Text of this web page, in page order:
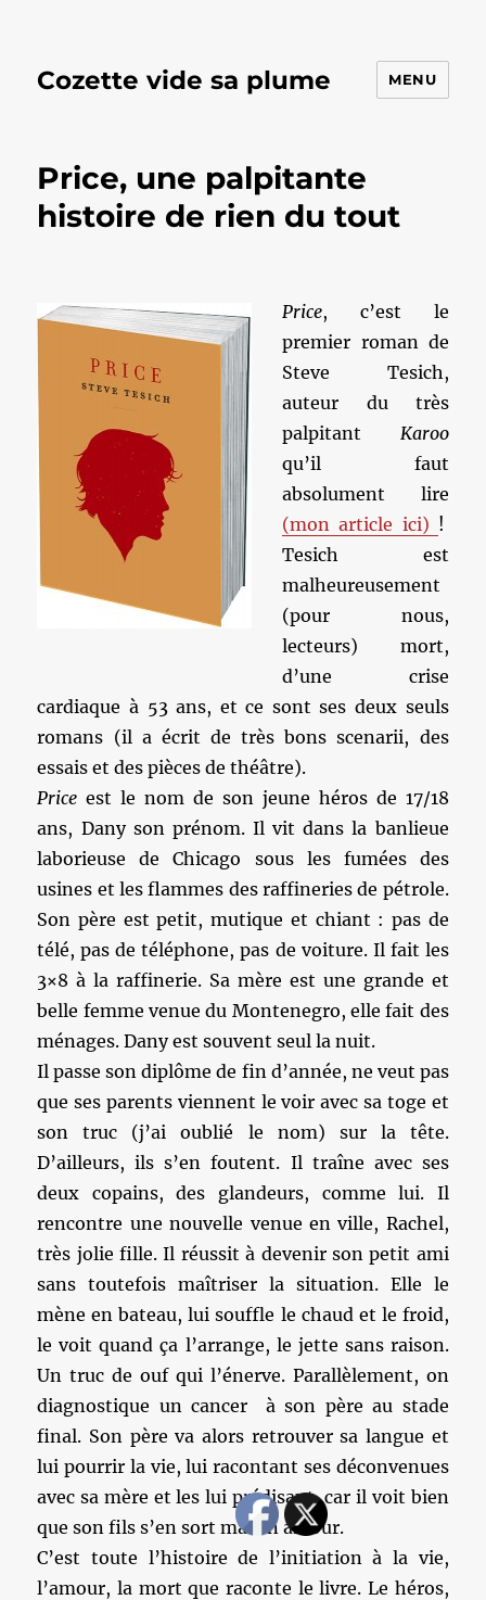
Cozette vide sa plume MENU
Price, une palpitante
histoire de rien du tout
Price, c’est le
premier roman de
Steve Tesich,
auteur du très
palpitant Karoo
qu’il faut
absolument lire
(mon article ici) !
Tesich est
malheureusement
(pour nous,
lecteurs) mort,
d’une crise
cardiaque à 53 ans, et ce sont ses deux seuls
romans (il a écrit de très bons scenarii, des
essais et des pièces de théâtre).
Price est le nom de son jeune héros de 17/18
ans, Dany son prénom. Il vit dans la banlieue
laborieuse de Chicago sous les fumées des
usines et les flammes des raffineries de pétrole.
Son père est petit, mutique et chiant : pas de
télé, pas de téléphone, pas de voiture. Il fait les
3×8 à la raffinerie. Sa mère est une grande et
belle femme venue du Montenegro, elle fait des
ménages. Dany est souvent seul la nuit.
Il passe son diplôme de fin d’année, ne veut pas
que ses parents viennent le voir avec sa toge et
son truc (j’ai oublié le nom) sur la tête.
D’ailleurs, ils s’en foutent. Il traîne avec ses
deux copains, des glandeurs, comme lui. Il
rencontre une nouvelle venue en ville, Rachel,
très jolie fille. Il réussit à devenir son petit ami
sans toutefois maîtriser la situation. Elle le
mène en bateau, lui souffle le chaud et le froid,
le voit quand ça l’arrange, le jette sans raison.
Un truc de ouf qui l’énerve. Parallèlement, on
diagnostique un cancer à son père au stade
final. Son père va alors retrouver sa langue et
lui pourrir la vie, lui racontant ses déconvenues
avec sa mère et les lui prédisant, car il voit bien
que son fils s’en sort mal en amour.
C’est toute l’histoire de l’initiation à la vie,
l’amour, la mort que raconte le livre. Le héros,